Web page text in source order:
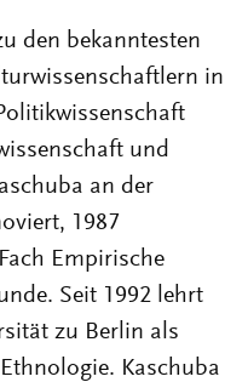
den bekanntesten
in
und
an der
1987
Empirische
Seit 1992 lehrt
zu Berlin als
Kaschuba